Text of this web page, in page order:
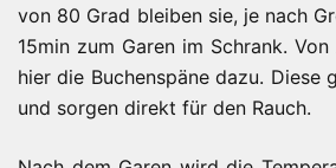
von 80 Grad bleiben sie, je nach
15min zum Garen im Schrank.
hier die Buchenspäne dazu. Diese
und sorgen direkt für den Rauch.